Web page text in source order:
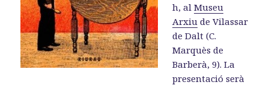
h, alMuseu
Arxiu de Vilassar
de Dalt (C.
Marquès de
Barberà, 9). La
presentació serà